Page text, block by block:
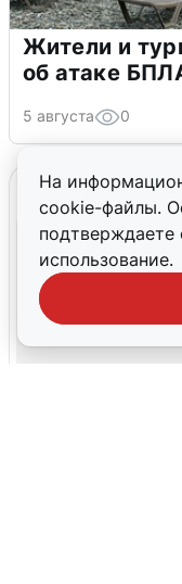
На
cookie-файлы.
подтверждаете
использование.
Жители и
об атаке
5 августа 0